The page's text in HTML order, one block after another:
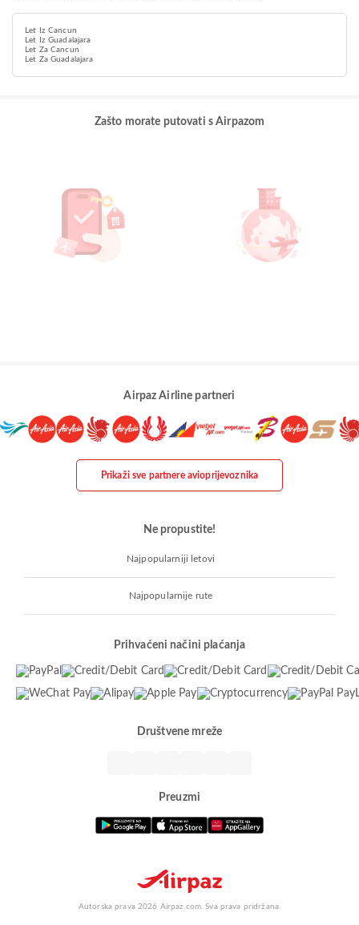
Let Iz Cancun
Let Iz Guadalajara
Let Za Cancun
Let Za Guadalajara
Zašto morate putovati s Airpazom
Airpaz Airline partneri
Prikaži sve partnere avioprijevoznika
Ne propustite!
Najpopularniji letovi
Najpopularnije rute
Prihvaćeni načini plaćanja
Društvene mreže
Preuzmi
Autorska prava 2026 Airpaz.com. Sva prava pridržana.